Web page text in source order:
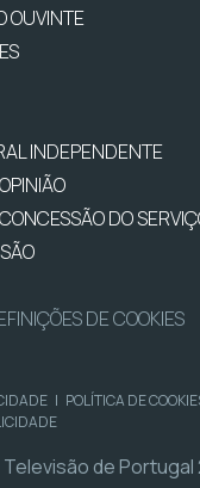
OUVINTE
INDEPENDENTE
DO
DE COOKIES
| POLÍTICA DE
Televisão de Portugal